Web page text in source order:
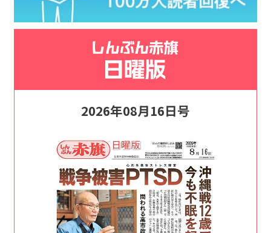
2026年08月16日号